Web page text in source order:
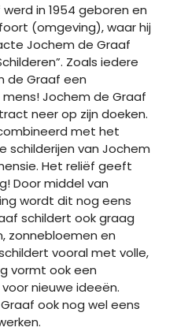
in 1954 geboren en
(omgeving), waar hij
Jochem de Graaf
Zoals iedere
de Graaf een
Jochem de Graaf
neer op zijn doeken.
met het
schilderijen van Jochem
Het reliëf geeft
Door middel van
wordt dit nog eens
schildert ook graag
zonnebloemen en
vooral met volle,
vormt ook een
nieuwe ideeën.
ook nog wel eens